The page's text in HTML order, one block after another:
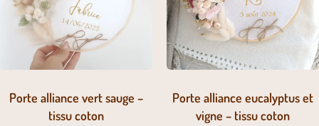
Porte alliance vert sauge –
tissu coton
Porte alliance eucalyptus et
vigne – tissu coton